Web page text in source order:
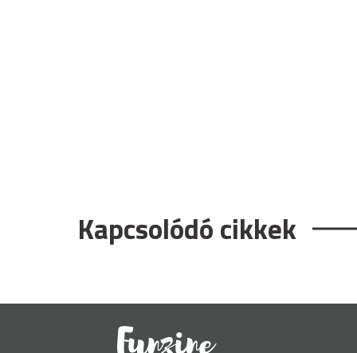
Kapcsolódó cikkek